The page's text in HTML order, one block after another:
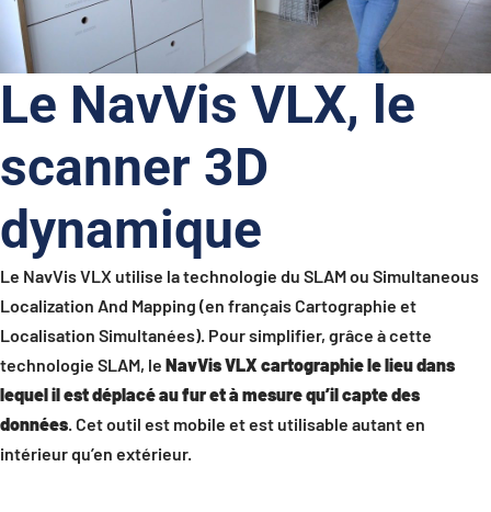
Le NavVis VLX, le
scanner 3D
dynamique
Le NavVis VLX utilise la technologie du SLAM ou Simultaneous
Localization And Mapping (en français Cartographie et
Localisation Simultanées). Pour simplifier, grâce à cette
technologie SLAM, le NavVis VLX cartographie le lieu dans
lequel il est déplacé au fur et à mesure qu’il capte des
données. Cet outil est mobile et est utilisable autant en
intérieur qu’en extérieur.